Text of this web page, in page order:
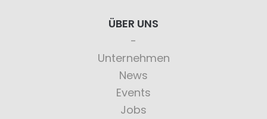
ÜBER UNS
Unternehmen
News
Events
Jobs